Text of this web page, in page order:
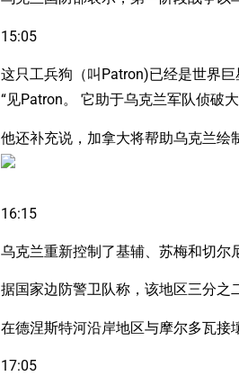
15:05
这只工兵狗（叫Patron)已经是世界巨
“见Patron。 它助于乌克兰军队侦破
他还补充说，加拿大将帮助乌克兰绘
16:15
乌克兰重新控制了基辅、苏梅和切尔
据国家边防警卫队称，该地区三分之
在德涅斯特河沿岸地区与摩尔多瓦接
17:05